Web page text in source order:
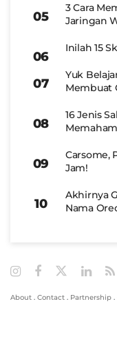
3 Cara
Jaringan
Inilah 15
Yuk
Membuat
16 Jenis
Carsome,
Jam!
Akhirnya
Nama
About . Contact . Partnership .